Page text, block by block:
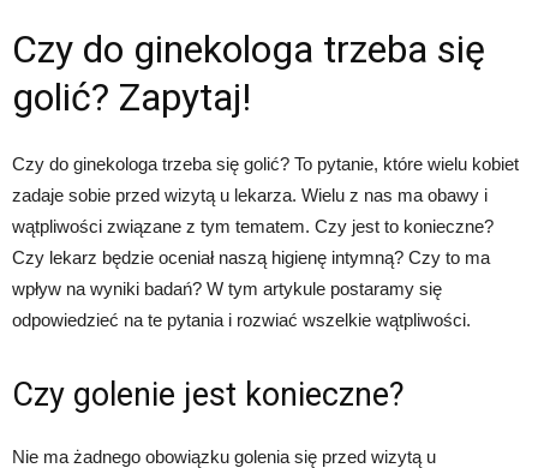
Czy do ginekologa trzeba się
golić? Zapytaj!
Czy do ginekologa trzeba się golić? To pytanie, które wielu kobiet
zadaje sobie przed wizytą u lekarza. Wielu z nas ma obawy i
wątpliwości związane z tym tematem. Czy jest to konieczne?
Czy lekarz będzie oceniał naszą higienę intymną? Czy to ma
wpływ na wyniki badań? W tym artykule postaramy się
odpowiedzieć na te pytania i rozwiać wszelkie wątpliwości.
Czy golenie jest konieczne?
Nie ma żadnego obowiązku golenia się przed wizytą u